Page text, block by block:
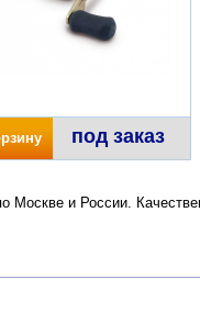
под заказ
Москве и России.